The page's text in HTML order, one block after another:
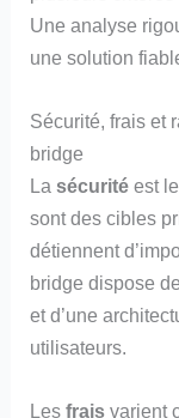
Une analyse
une solution
Sécurité, frais et
bridge
Lasécurité est
sont des cibles
détiennent
bridge dispose
et d’une
utilisateurs.
Lesfrais varient